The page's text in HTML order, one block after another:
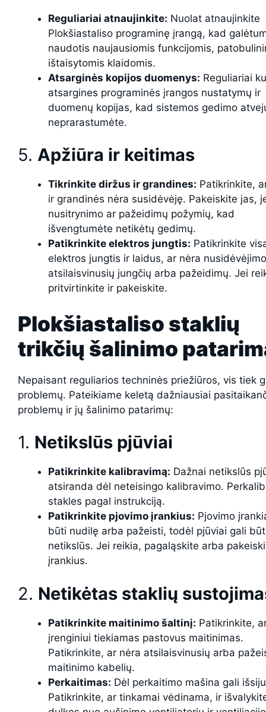
Reguliariai atnaujinkite: Nuolat atnaujinkite
Plokšiastaliso programinę įrangą, kad
naudotis naujausiomis funkcijomis,
ištaisytomis klaidomis.
Atsarginės kopijos duomenys: Reguliariai
atsargines programinės įrangos nustatymų ir
duomenų kopijas, kad sistemos gedimo
neprarastumėte.
5. Apžiūra ir keitimas
Tikrinkite diržus ir grandines: Patikrinkite,
ir grandinės nėra susidėvėję. Pakeiskite jas,
nusitrynimo ar pažeidimų požymių, kad
išvengtumėte netikėtų gedimų.
Patikrinkite elektros jungtis: Patikrinkite
elektros jungtis ir laidus, ar nėra
atsilaisvinusių jungčių arba pažeidimų. Jei
pritvirtinkite ir pakeiskite.
Plokšiastaliso staklių
trikčių šalinimo
Nepaisant reguliarios techninės priežiūros, vis tiek
problemų. Pateikiame keletą dažniausiai
problemų ir jų šalinimo patarimų:
1. Netikslūs pjūviai
Patikrinkite kalibravimą: Dažnai netikslūs
atsiranda dėl neteisingo kalibravimo.
stakles pagal instrukciją.
Patikrinkite pjovimo įrankius: Pjovimo
būti nudilę arba pažeisti, todėl pjūviai gali
netikslūs. Jei reikia, pagaląskite arba
įrankius.
2. Netikėtas staklių
Patikrinkite maitinimo šaltinį: Patikrinkite,
įrenginiui tiekiamas pastovus maitinimas.
Patikrinkite, ar nėra atsilaisvinusių arba
maitinimo kabelių.
Perkaitimas: Dėl perkaitimo mašina gali
Patikrinkite, ar tinkamai vėdinama, ir